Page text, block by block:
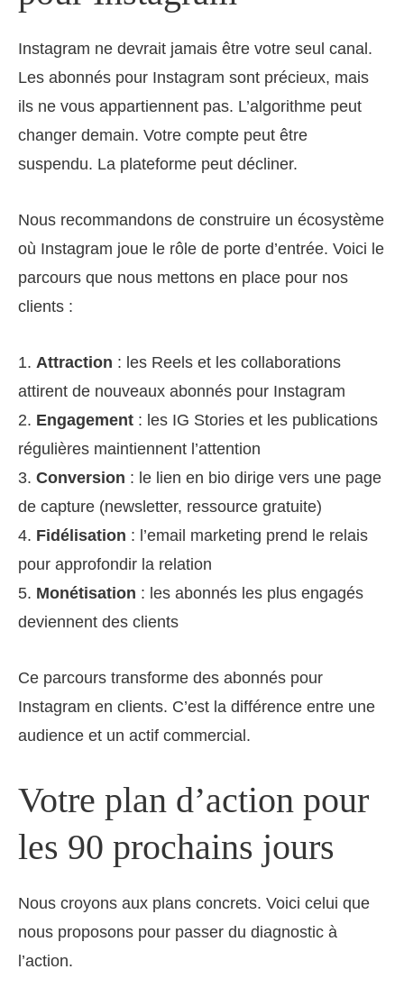
Instagram ne devrait jamais être votre seul canal.
Les abonnés pour Instagram sont précieux, mais
ils ne vous appartiennent pas. L’algorithme peut
changer demain. Votre compte peut être
suspendu. La plateforme peut décliner.
Nous recommandons de construire un écosystème
où Instagram joue le rôle de porte d’entrée. Voici le
parcours que nous mettons en place pour nos
clients :
1. Attraction : les Reels et les collaborations
attirent de nouveaux abonnés pour Instagram
2. Engagement : les IG Stories et les publications
régulières maintiennent l’attention
3. Conversion : le lien en bio dirige vers une page
de capture (newsletter, ressource gratuite)
4. Fidélisation : l’email marketing prend le relais
pour approfondir la relation
5. Monétisation : les abonnés les plus engagés
deviennent des clients
Ce parcours transforme des abonnés pour
Instagram en clients. C’est la différence entre une
audience et un actif commercial.
Votre plan d’action pour
les 90 prochains jours
Nous croyons aux plans concrets. Voici celui que
nous proposons pour passer du diagnostic à
l’action.